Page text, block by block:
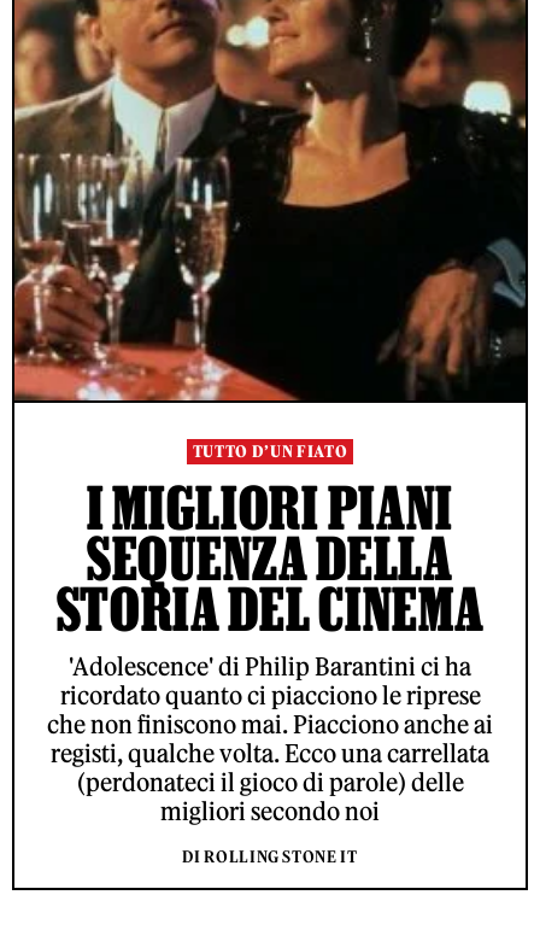
TUTTO D’UN FIATO
I MIGLIORI PIANI
SEQUENZA DELLA
STORIA DEL CINEMA
'Adolescence' di Philip Barantini ci ha
ricordato quanto ci piacciono le riprese
che non finiscono mai. Piacciono anche ai
registi, qualche volta. Ecco una carrellata
(perdonateci il gioco di parole) delle
migliori secondo noi
DI ROLLING STONE IT